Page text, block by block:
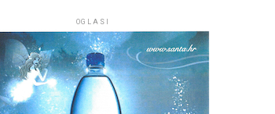
OGLASI